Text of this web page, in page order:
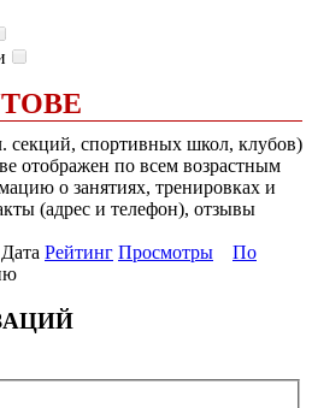
секций, спортивных школ, клубов)
отображен по всем возрастным
о занятиях, тренировках и
(адрес и телефон), отзывы
Дата Рейтинг Просмотры
По